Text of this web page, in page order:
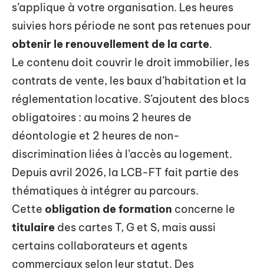
s’applique à votre organisation. Les heures
suivies hors période ne sont pas retenues pour
obtenir le renouvellement de la carte.
Le contenu doit couvrir le droit immobilier, les
contrats de vente, les baux d’habitation et la
réglementation locative. S’ajoutent des blocs
obligatoires : au moins 2 heures de
déontologie et 2 heures de non-
discrimination liées à l’accès au logement.
Depuis avril 2026, la LCB-FT fait partie des
thématiques à intégrer au parcours.
Cette obligation de formation concerne le
titulaire des cartes T, G et S, mais aussi
certains collaborateurs et agents
commerciaux selon leur statut. Des